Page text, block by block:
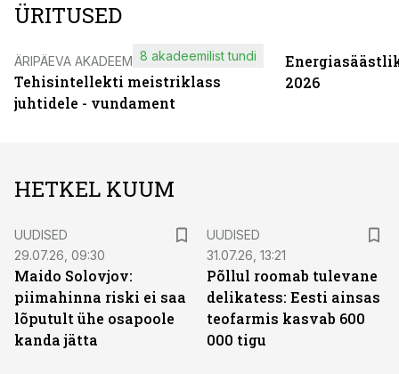
ÜRITUSED
ÄRIPÄEVA AKADEEMIA
Tehisintellekti meistriklass
juhtidele - vundament
8 akadeemilist tundi
2026
HETKEL KUUM
UUDISED
29.07.26, 09:30
Maido Solovjov:
piimahinna riski ei saa
lõputult ühe osapoole
kanda jätta
UUDISED
31.07.26, 13:21
Põllul roomab tulevane
delikatess: Eesti ainsas
teofarmis kasvab 600
000 tigu